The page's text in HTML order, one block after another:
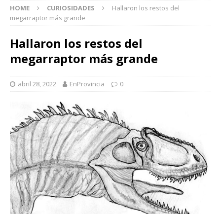
HOME CURIOSIDADES
Hallaron los restos del
megarraptor más grande
Hallaron los restos del
megarraptor más grande
abril 28, 2022 EnProvincia 0